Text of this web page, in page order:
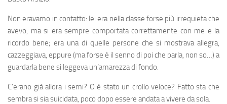
Non eravamo in contatto: lei era nella classe forse più irrequieta che
avevo, ma si era sempre comportata correttamente con me e la
ricordo bene; era una di quelle persone che si mostrava allegra,
cazzeggiava, eppure (ma forse è il senno di poi che parla, non so…) a
guardarla bene si leggeva un’amarezza di fondo.
C’erano già allora i semi? O è stato un crollo veloce? Fatto sta che
sembra si sia suicidata, poco dopo essere andata a vivere da sola.